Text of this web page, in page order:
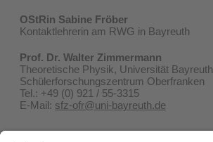
OStRin Sabine Fröber
Kontaktlehrerin am RWG in Bayreuth
Prof. Dr. Walter Zimmermann
Theoretische Physik, Universität Bayreuth
Schülerforschungszentrum Oberfranken
Tel.: +49 (0) 921 / 55-3315
E-Mail: sfz-ofr@uni-bayreuth.de